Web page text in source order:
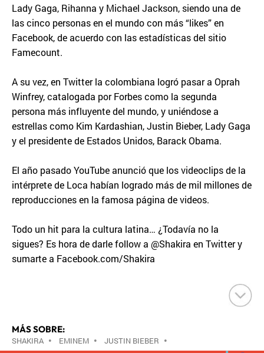
Lady Gaga, Rihanna y Michael Jackson, siendo una de
las cinco personas en el mundo con más “likes” en
Facebook, de acuerdo con las estadísticas del sitio
Famecount.
A su vez, en Twitter la colombiana logró pasar a Oprah
Winfrey, catalogada por Forbes como la segunda
persona más influyente del mundo, y uniéndose a
estrellas como Kim Kardashian, Justin Bieber, Lady Gaga
y el presidente de Estados Unidos, Barack Obama.
El año pasado YouTube anunció que los videoclips de la
intérprete de Loca habían logrado más de mil millones de
reproducciones en la famosa página de videos.
Todo un hit para la cultura latina… ¿Todavía no la
sigues? Es hora de darle follow a @Shakira en Twitter y
sumarte a Facebook.com/Shakira
MÁS SOBRE:
SHAKIRA • EMINEM • JUSTIN BIEBER •